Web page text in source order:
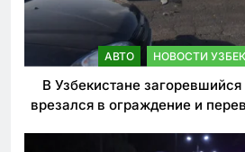
АВТО НОВОСТИ
В Узбекистане
врезался в ограждение и